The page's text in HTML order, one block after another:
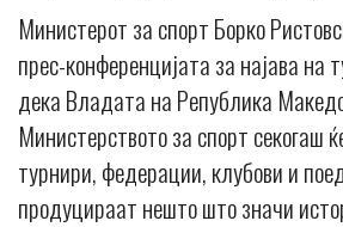
Министерот за спорт Борко
прес-конференцијата за најава на
дека Владата на Република
Министерството за спорт секогаш
турнири, федерации, клубови и
продуцираат нешто што значи